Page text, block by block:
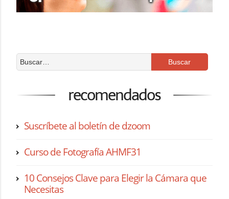
recomendados
Suscríbete al boletín de dzoom
Curso de Fotografía AHMF31
10 Consejos Clave para Elegir la Cámara que
Necesitas